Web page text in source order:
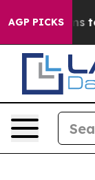
AGP PICKS
Harms to Youth